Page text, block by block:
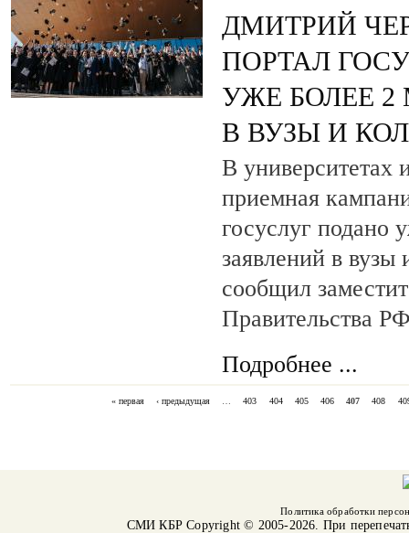
ДМИТРИЙ
ПОРТАЛ
УЖЕ БОЛЕЕ
В ВУЗЫ И
В университетах
приемная
госуслуг подано
заявлений в
сообщил
Правительства
Подробнее ...
« первая ‹ предыдущая … 403 404 405 406 407 408
Политика обработки
СМИ КБРCopyright © 2005-2026. При